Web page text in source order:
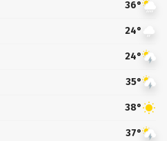
36°
24°
24°
35°
38°
37°